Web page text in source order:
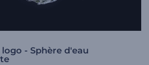
- Sphère d'eau